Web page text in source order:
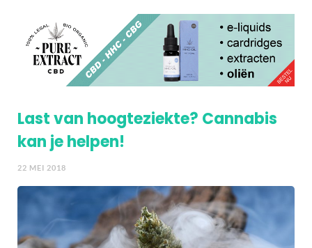
Last van hoogteziekte? Cannabis
kan je helpen!
22 MEI 2018